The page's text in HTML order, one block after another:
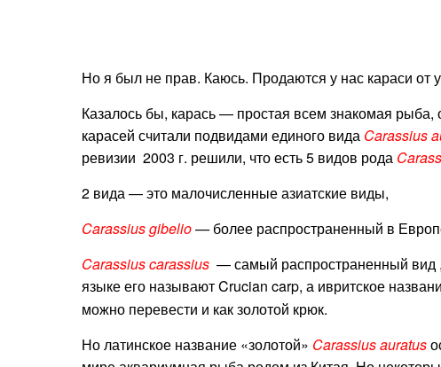
Но я был не прав. Каюсь. Продаются у нас караси от
Казалось бы, карась — простая всем знакомая
карасей считали подвидами единого вида Carassius
ревизии 2003 г. решили, что есть 5 видов рода
2 вида — это малочисленные азиатские виды,
Carassius gibelio—более распространенный в
Carassius carassius — самый распространенный вид
языке его называют Crucian carp, а ивритское
можно перевести и как золотой крюк.
Но латинское название «золотой» Carassius auratus